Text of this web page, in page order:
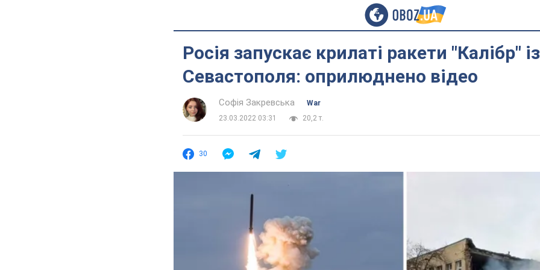
Росія запускає крилаті ракети "Калібр" із
Севастополя: оприлюднено відео
Софія Закревська
War
23.03.2022 03:31
20,2 т.
30